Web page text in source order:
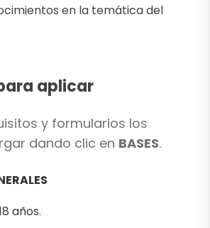
en la temática del
aplicar
y formularios los
dando clic en BASES.
años.